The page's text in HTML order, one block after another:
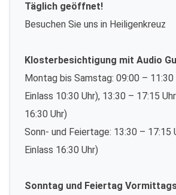
Täglich geöffnet!
Besuchen Sie uns in Heiligenkreuz
Klosterbesichtigung mit Audio
Montag bis Samstag: 09:00 –
Einlass 10:30 Uhr), 13:30 – 17:15
16:30 Uhr)
Sonn- und Feiertage: 13:30 – 17:15
Einlass 16:30 Uhr)
Sonntag und Feiertag